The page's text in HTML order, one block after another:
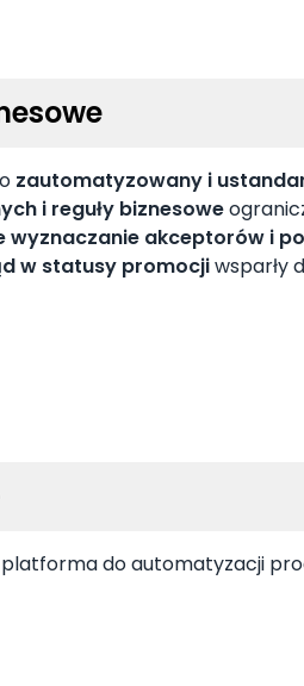
zautomatyzowany i
i reguły biznesowe
wyznaczanie akceptorów i
w statusy promocjiwsparły
do automatyzacji